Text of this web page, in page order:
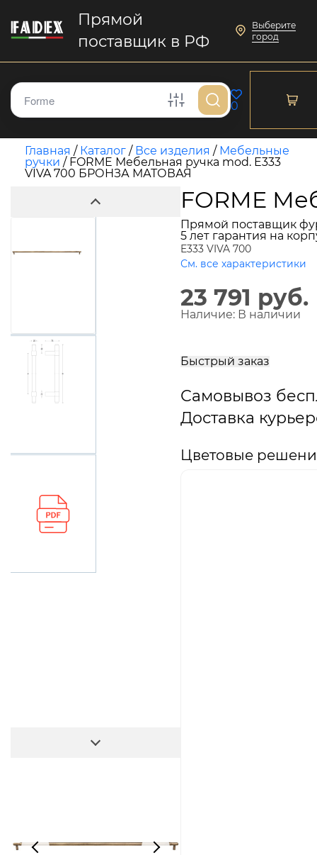
Прямой
поставщик в РФ
Выберите
город
0
Главная / Каталог / Все изделия / Мебельные
ручки / FORME Мебельная ручка mod. E333
VIVA 700 БРОНЗА МАТОВАЯ
FORME
Прямой поставщик
5 лет гарантия на
E333 VIVA 700
См. все характеристики
23 791 руб.
Наличие: В наличии
Быстрый заказ
Самовывоз
Доставка
Цветовые